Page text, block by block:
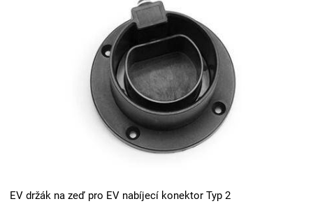
EV držák na zeď pro EV nabíjecí konektor Typ 2